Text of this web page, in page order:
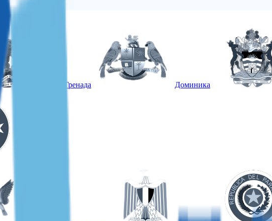
Гренада Доминика